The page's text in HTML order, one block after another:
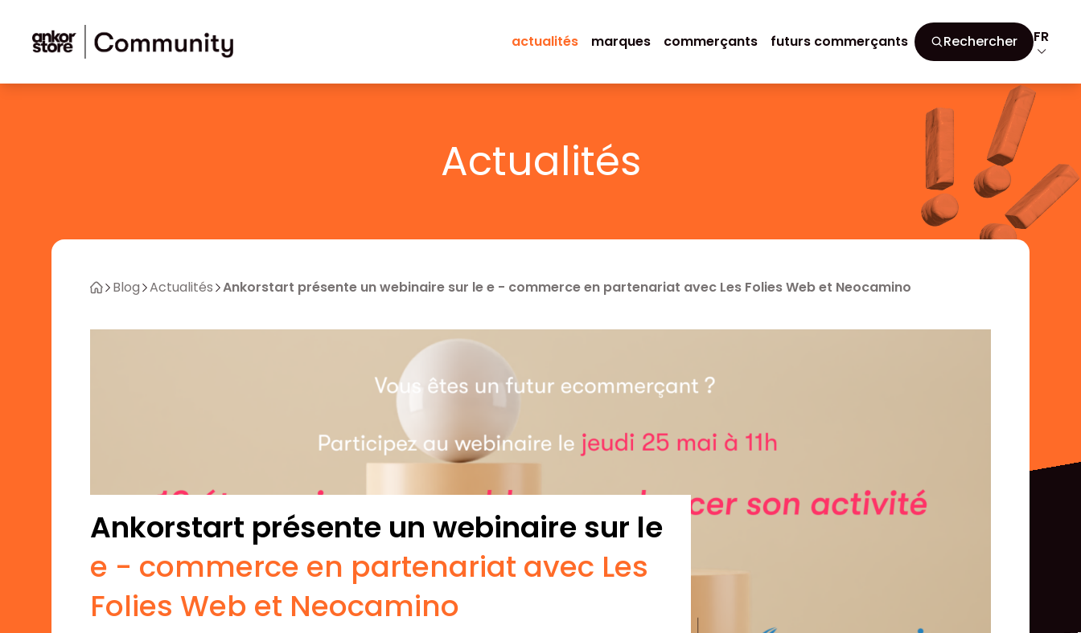
actualités marques commerçants futurs commerçants Rechercher FR
Actualités
Blog Actualités Ankorstart présente un webinaire sur le e - commerce en partenariat avec Les Folies Web et Neocamino
Ankorstart présente un webinaire sur le
e - commerce en partenariat avec Les
Folies Web et Neocamino